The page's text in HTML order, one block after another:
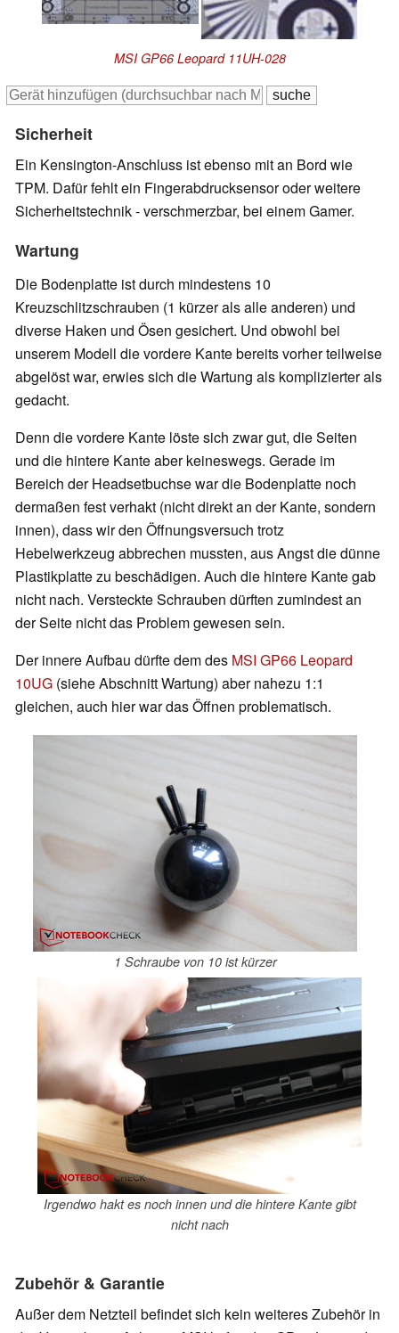
MSI GP66 Leopard 11UH-028
Sicherheit
Ein Kensington-Anschluss ist ebenso mit an Bord wie
TPM. Dafür fehlt ein Fingerabdrucksensor oder weitere
Sicherheitstechnik - verschmerzbar, bei einem Gamer.
Wartung
Die Bodenplatte ist durch mindestens 10
Kreuzschlitzschrauben (1 kürzer als alle anderen) und
diverse Haken und Ösen gesichert. Und obwohl bei
unserem Modell die vordere Kante bereits vorher teilweise
abgelöst war, erwies sich die Wartung als komplizierter als
gedacht.
Denn die vordere Kante löste sich zwar gut, die Seiten
und die hintere Kante aber keineswegs. Gerade im
Bereich der Headsetbuchse war die Bodenplatte noch
dermaßen fest verhakt (nicht direkt an der Kante, sondern
innen), dass wir den Öffnungsversuch trotz
Hebelwerkzeug abbrechen mussten, aus Angst die dünne
Plastikplatte zu beschädigen. Auch die hintere Kante gab
nicht nach. Versteckte Schrauben dürften zumindest an
der Seite nicht das Problem gewesen sein.
Der innere Aufbau dürfte dem des MSI GP66 Leopard
10UG (siehe Abschnitt Wartung) aber nahezu 1:1
gleichen, auch hier war das Öffnen problematisch.
1 Schraube von 10 ist kürzer
Irgendwo hakt es noch innen und die hintere Kante gibt
nicht nach
Zubehör & Garantie
Außer dem Netzteil befindet sich kein weiteres Zubehör in